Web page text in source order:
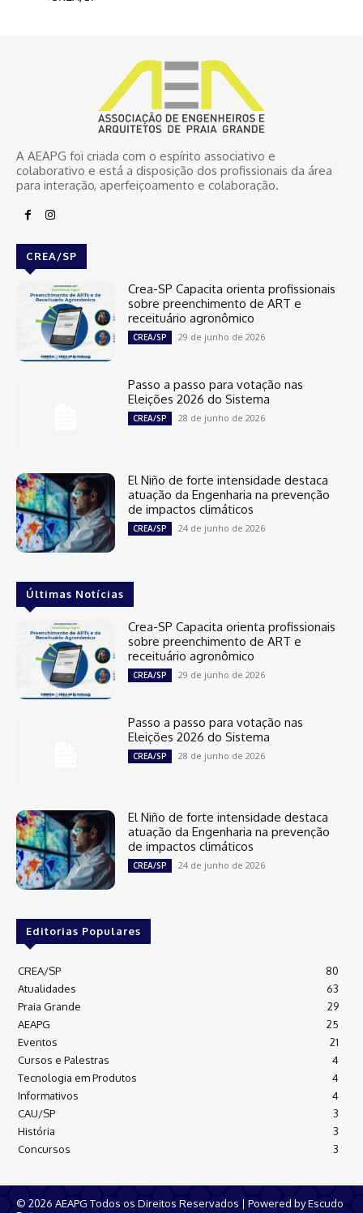
A AEAPG foi criada com o espírito associativo e
colaborativo e está a disposição dos profissionais da área
para interação, aperfeiçoamento e colaboração.
CREA/SP
Crea-SP Capacita orienta profissionais
sobre preenchimento de ART e
receituário agronômico
CREA/SP 29 de junho de 2026
Passo a passo para votação nas
Eleições 2026 do Sistema
CREA/SP 28 de junho de 2026
El Niño de forte intensidade destaca
atuação da Engenharia na prevenção
de impactos climáticos
CREA/SP 24 de junho de 2026
Últimas Notícias
Crea-SP Capacita orienta profissionais
sobre preenchimento de ART e
receituário agronômico
CREA/SP 29 de junho de 2026
Passo a passo para votação nas
Eleições 2026 do Sistema
CREA/SP 28 de junho de 2026
El Niño de forte intensidade destaca
atuação da Engenharia na prevenção
de impactos climáticos
CREA/SP 24 de junho de 2026
Editorias Populares
CREA/SP
80
Atualidades
63
Praia Grande
29
AEAPG
25
Eventos
21
Cursos e Palestras
4
Tecnologia em Produtos
4
Informativos
4
CAU/SP
3
História
3
Concursos
3
© 2026 AEAPG Todos os Direitos Reservados | Powered byEscudo